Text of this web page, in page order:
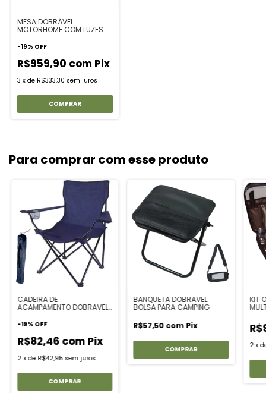
MESA DOBRÁVEL
MOTORHOME COM LUZES
-19% OFF
R$959,90 com Pix
3 x de R$333,30 sem juros
Para comprar com esse produto
CADEIRA DE
ACAMPAMENTO DOBRAVEL
APOIO DE BRAÇO
-19% OFF
R$82,46 com Pix
2 xde R$42,95 sem juros
COMPRAR
BANQUETA DOBRAVEL
BOLSA PARA CAMPING
R$57,50 com Pix
KIT
2 x